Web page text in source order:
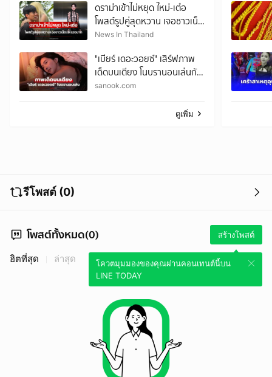
ดราม่าเข้าไม่หยุด ใหม่-เต๋อ
โพสต์รูปคู่สุดหวาน เจอชาวเน็ต
แซะแรงมาก
News In Thailand
"เบียร์ เดอะวอยซ์" เสิร์ฟภาพ
เด็ดบนเตียง โนบรานอนเล่นกับ
น้องหมาสุดชิล
sanook.com
ดูเพิ่ม
รีโพสต์ (0)
โพสต์ทั้งหมด(0) สร้างโพสต์
โควตมุมมองของคุณผ่านคอนเทนต์นี้บน
LINE TODAY
ฮิตที่สุด ล่าสุด